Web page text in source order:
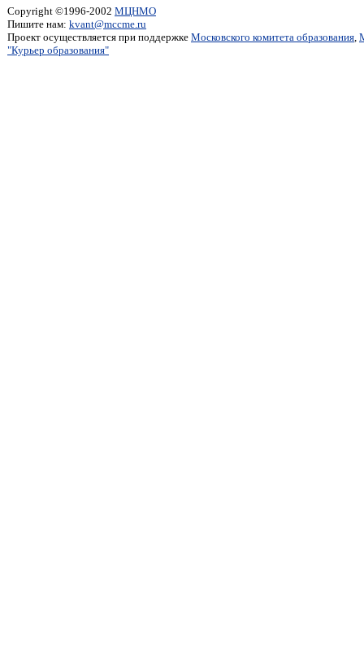
Copyright ©1996-2002 МЦНМО
Пишите нам: kvant@mccme.ru
Проект осуществляется при поддержке Московского комитета образования,
"Курьер образования"